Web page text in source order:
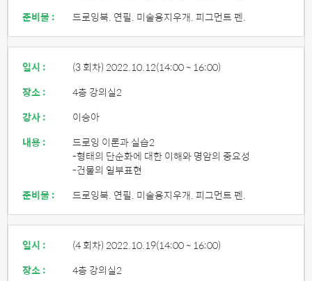
준비물 :
드로잉북. 연필. 미술용지우개. 피그먼트 펜.
일시 : (3 회차) 2022.10.12(14:00 ~ 16:00)
장소 :
4층 강의실2
강사 :
이승아
내용 :
드로잉 이론과 실습2
-형태의 단순화에 대한 이해와 명암의 중요성
-건물의 일부표현
준비물 :
드로잉북. 연필. 미술용지우개. 피그먼트 펜.
일시 : (4 회차) 2022.10.19(14:00 ~ 16:00)
장소 :
4층 강의실2